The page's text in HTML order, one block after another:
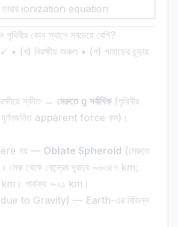
তারার ionization equation
কোন স্থানে সবচেয়ে বেশি?
• (খ) নিরক্ষীয় অঞ্চল • (গ) পাহাড়ের চূড়ায়
স্ফীত → মেরুতে g সর্বাধিক(পৃথিবীর
ঘূর্ণনজনিত apparent force কম)।
নয় — Oblate Spheroid (মেরুতে
মেরু থেকে কেন্দ্রের দূরত্ব ~৬৩৫৭ km;
km। পার্থক্য ~২১ km।
to Gravity) — Earth-এর বিভিন্ন